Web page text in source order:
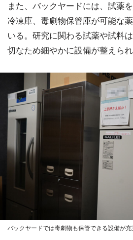
また、バックヤードには、試薬
冷凍庫、毒劇物保管庫が可能な
いる。研究に関わる試薬や試料
切なため細やかに設備が整えられ
バックヤードでは毒劇物も保管できる設備が充